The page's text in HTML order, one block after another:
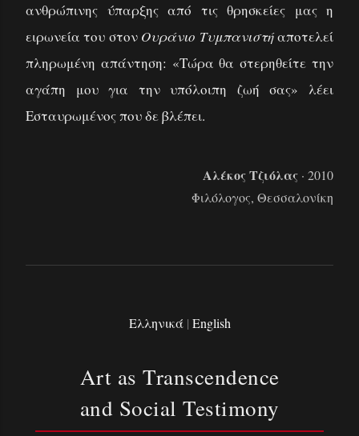
ανθρώπινης ύπαρξης από τις θρησκείες μας η
ειρωνεία του στον Ουράνιο Τυμπανιστήαποτελεί
πληρωμένη απάντηση: «Τώρα θα στερηθείτε την
αγάπη μου για την υπόλοιπη ζωή σας» λέει
Εσταυρωμένος που δε βλέπει.
Αλέκος Τζιόλας · 2010
Φιλόλογος, Θεσσαλονίκη
Ελληνικά | English
Art as Transcendence
and Social Testimony